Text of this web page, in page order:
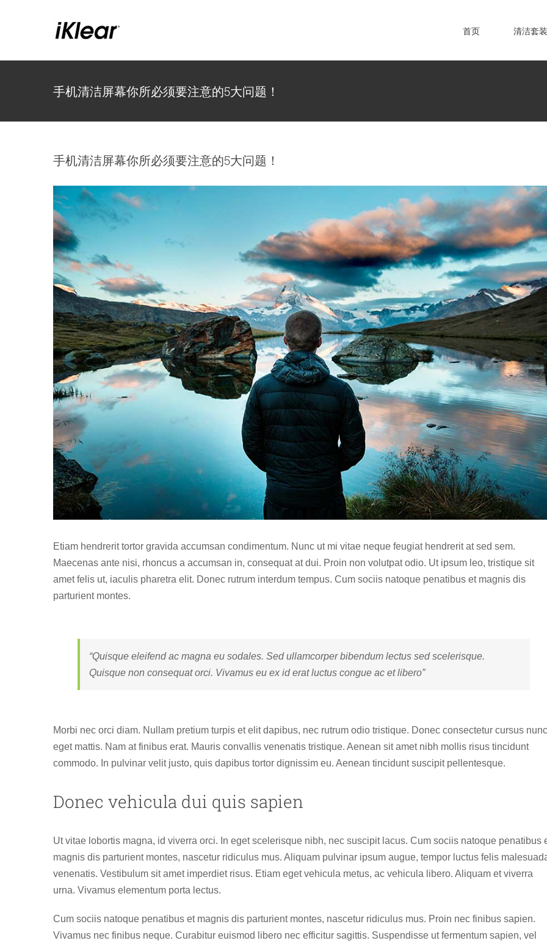
首页 清洁套装
手机清洁屏幕你所必须要注意的5大问题！
手机清洁屏幕你所必须要注意的5大问题！
查
看
大
图
Etiam hendrerit tortor gravida accumsan condimentum. Nunc ut mi vitae neque feugiat hendrerit at sed sem.
Maecenas ante nisi, rhoncus a accumsan in, consequat at dui. Proin non volutpat odio. Ut ipsum leo, tristique sit
amet felis ut, iaculis pharetra elit. Donec rutrum interdum tempus. Cum sociis natoque penatibus et magnis dis
parturient montes.
“Quisque eleifend ac magna eu sodales. Sed ullamcorper bibendum lectus sed scelerisque.
Quisque non consequat orci. Vivamus eu ex id erat luctus congue ac et libero”
Morbi nec orci diam. Nullam pretium turpis et elit dapibus, nec rutrum odio tristique. Donec consectetur cursus nunc
eget mattis. Nam at finibus erat. Mauris convallis venenatis tristique. Aenean sit amet nibh mollis risus tincidunt
commodo. In pulvinar velit justo, quis dapibus tortor dignissim eu. Aenean tincidunt suscipit pellentesque.
Donec vehicula dui quis sapien
Ut vitae lobortis magna, id viverra orci. In eget scelerisque nibh, nec suscipit lacus. Cum sociis natoque penatibus
magnis dis parturient montes, nascetur ridiculus mus. Aliquam pulvinar ipsum augue, tempor luctus felis
venenatis. Vestibulum sit amet imperdiet risus. Etiam eget vehicula metus, ac vehicula libero. Aliquam et viverra
urna. Vivamus elementum porta lectus.
Cum sociis natoque penatibus et magnis dis parturient montes, nascetur ridiculus mus. Proin nec finibus sapien.
Vivamus nec finibus neque. Curabitur euismod libero nec efficitur sagittis. Suspendisse ut fermentum sapien, vel